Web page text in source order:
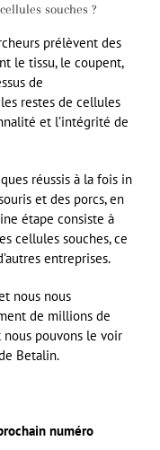
souches ?
prélèvent des
le tissu, le coupent,
de
restes de cellules
et l’intégrité de
réussis à la fois in
et des porcs, en
étape consiste à
cellules souches, ce
entreprises.
nous nous
de millions de
nous pouvons le voir
Betalin.
numéro